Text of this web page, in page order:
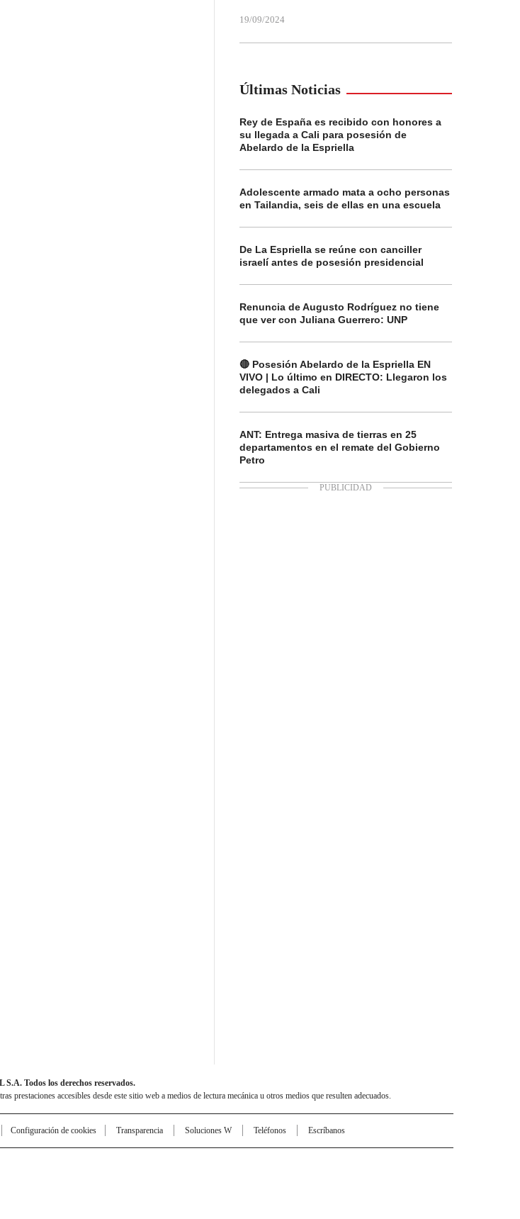
19/09/2024
Últimas Noticias
Rey de España es recibido con honores a
su llegada a Cali para posesión de
Abelardo de la Espriella
Adolescente armado mata a ocho personas
en Tailandia, seis de ellas en una escuela
De La Espriella se reúne con canciller
israelí antes de posesión presidencial
Renuncia de Augusto Rodríguez no tiene
que ver con Juliana Guerrero: UNP
🔴 Posesión Abelardo de la Espriella EN
VIVO | Lo último en DIRECTO: Llegaron los
delegados a Cali
ANT: Entrega masiva de tierras en 25
departamentos en el remate del Gobierno
Petro
Todos los derechos reservados.
accesibles desde este sitio web a medios de lectura mecánica u otros medios que resulten adecuados.
Configuración de cookies Transparencia Soluciones W Teléfonos Escríbanos